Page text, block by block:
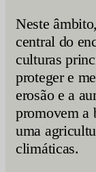
Neste
central do
culturas
proteger e
erosão e a
promovem a
uma
climáticas.